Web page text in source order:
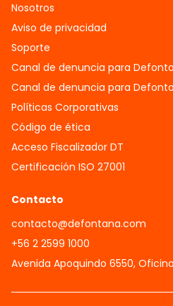
Nosotros
Aviso de privacidad
Soporte
Canal de denuncia para
Canal de denuncia para
Políticas Corporativas
Código de ética
Acceso Fiscalizador DT
Certificación ISO 27001
Contacto
contacto@defontana.com
+56 2 2599 1000
Avenida Apoquindo 6550, Oficina